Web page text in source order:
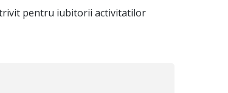
pentru iubitorii activitatilor